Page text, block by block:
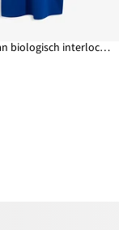
Shirtjurk van biologisch interlock katoen